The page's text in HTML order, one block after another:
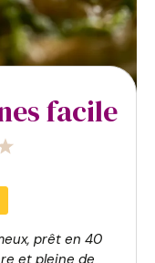
facile
prêt en 40